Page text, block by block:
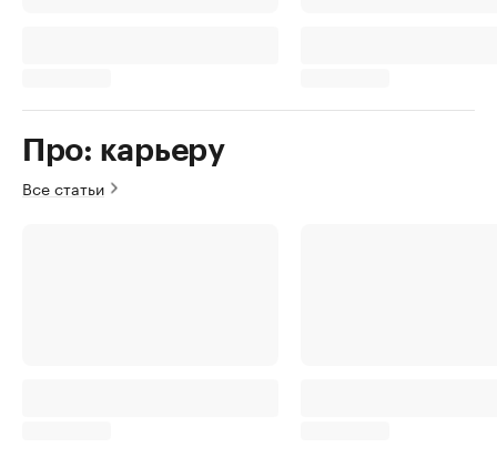
Про: карьеру
Все статьи